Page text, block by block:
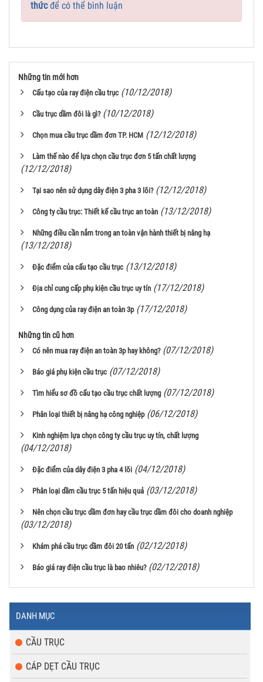
thứcđể có thể bình luận
Những tin mới hơn
Cấu tạo của ray điện cầu trục (10/12/2018)
Cầu trục dầm đôi là gì? (10/12/2018)
Chọn mua cầu trục dầm đơn TP. HCM (12/12/2018)
Làm thế nào để lựa chọn cầu trục đơn 5 tấn chất lượng
(12/12/2018)
Tại sao nên sử dụng dây điện 3 pha 3 lõi? (12/12/2018)
Công ty cầu trục: Thiết kế cầu trục an toàn (13/12/2018)
Những điều cần nắm trong an toàn vận hành thiết bị nâng hạ
(13/12/2018)
Đặc điểm của cấu tạo cầu trục (13/12/2018)
Địa chỉ cung cấp phụ kiện cầu trục uy tín (17/12/2018)
Công dụng của ray điện an toàn 3p (17/12/2018)
Những tin cũ hơn
Có nên mua ray điện an toàn 3p hay không? (07/12/2018)
Báo giá phụ kiện cầu trục (07/12/2018)
Tìm hiểu sơ đồ cấu tạo cầu trục chất lượng (07/12/2018)
Phân loại thiết bị nâng hạ công nghiệp (06/12/2018)
Kinh nghiệm lựa chọn công ty cầu trục uy tín, chất lượng
(04/12/2018)
Đặc điểm của dây điện 3 pha 4 lõi (04/12/2018)
Phân loại dầm cầu trục 5 tấn hiệu quả (03/12/2018)
Nên chọn cầu trục dầm đơn hay cầu trục dầm đôi cho doanh nghiệp
(03/12/2018)
Khám phá cầu trục dầm đôi 20 tấn (02/12/2018)
Báo giá ray điện cầu trục là bao nhiêu? (02/12/2018)
DANH MỤC
CẦU TRỤC
CÁP DẸT CẦU TRỤC